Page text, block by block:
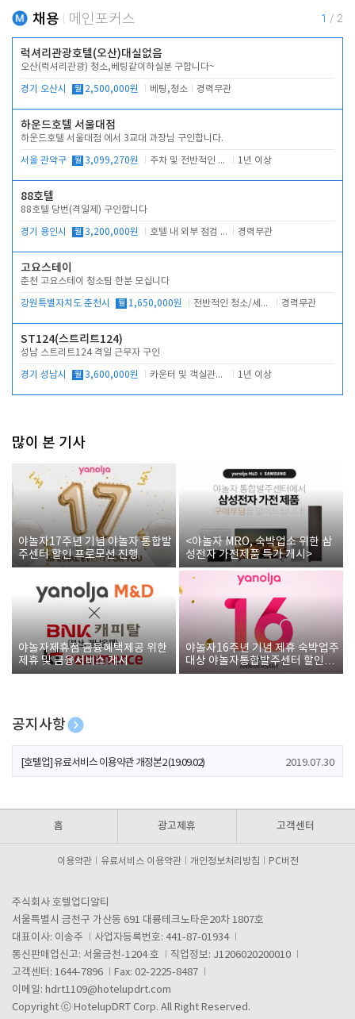
채용 메인포커스 1 / 2
럭셔리관광호텔(오산)대실없음
오산(럭셔리관광) 청소,베팅같이하실분 구합니다~
경기 오산시 월 2,500,000원 베팅,청소 경력무관
하운드호텔 서울대점
하운드호텔 서울대점 에서 3교대 과장님 구인합니다.
서울 관악구 월 3,099,270원 주차 및 전반적인 당번업무 1년 이상
88호텔
88호텔 당번(격일제) 구인합니다
경기 용인시 월 3,200,000원 호텔 내 외부 점검 및 프런트 운영 경력무관
고요스테이
춘천 고요스테이 청소팀 한분 모십니다
강원특별자치도 춘천시 월 1,650,000원 전반적인 청소/세탁업무 경력무관
ST124(스트리트124)
성남 스트리트124 격일 근무자 구인
경기 성남시 월 3,600,000원 카운터 및 객실관리 전반 1년 이상
많이 본 기사
야놀자17주년 기념 야놀자 통합발
주센터 할인 프로모션 진행
<야놀자 MRO, 숙박업소 위한 삼
성전자 가전제품 특가 개시>
야놀자제휴점 금융혜택제공 위한
제휴 및 금융서비스 게시
야놀자16주년 기념 제휴 숙박업주
대상 야놀자통합발주센터 할인쿠
폰 증정
공지사항
[호텔업] 개인정보 처리방침 개정본1 (19.09.02)
[호텔업] 유료서비스 이용약관 개정본2 (19.09.02) 2019.07.30
홈 광고제휴 고객센터
이용약관 유료서비스 이용약관 개인정보처리방침 PC버전
주식회사 호텔업디알티
서울특별시 금천구 가산동 691 대륭테크노타운20차 1807호
대표이사: 이송주
사업자등록번호: 441-87-01934
통신판매업신고: 서울금천-1204 호
직업정보: J1206020200010
고객센터: 1644-7896
Fax: 02-2225-8487
이메일: hdrt1109@hotelupdrt.com
Copyright ⓒ HotelupDRT Corp. All Right Reserved.